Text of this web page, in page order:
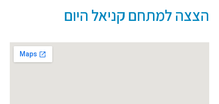
הצצה למתחם קניאל היום